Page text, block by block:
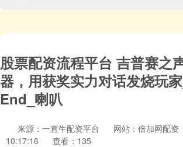
股票配资流程平台 吉普赛之
器，用获奖实力对话发烧玩
End_喇叭
来源：一直牛配资平台 网站：倍加网配资
10:17:16
查看：135